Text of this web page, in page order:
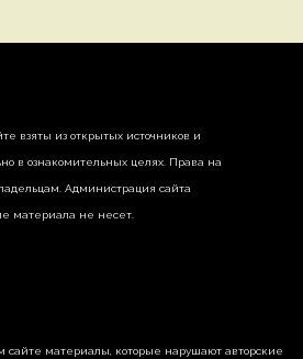
взяты из открытых источников и
в ознакомительных целях. Права на
Администрация сайта
материала не несет.
материалы, которые нарушают авторские